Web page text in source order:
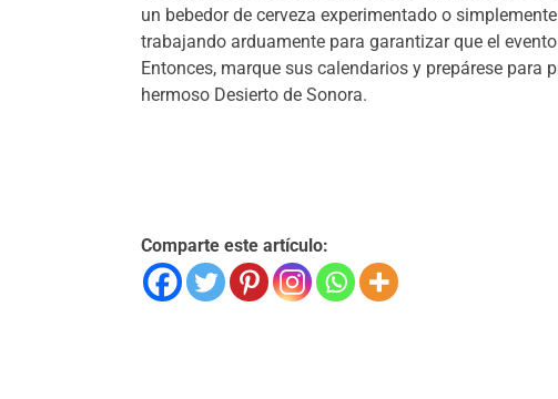
un bebedor de cerveza experimentado o
trabajando arduamente para garantizar que el
Entonces, marque sus calendarios y prepárese
hermoso Desierto de Sonora.
Comparte este artículo: